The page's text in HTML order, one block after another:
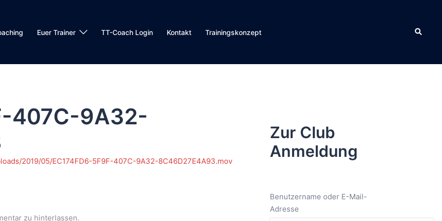
Euer Trainer TT-Coach Login Kontakt Trainingskonzept Suche
407C-9A32-
2019/05/EC174FD6-5F9F-407C-9A32-8C46D27E4A93.mov
zu hinterlassen.
Zur Club
Anmeldung
Benutzername oder E-Mail-
Adresse